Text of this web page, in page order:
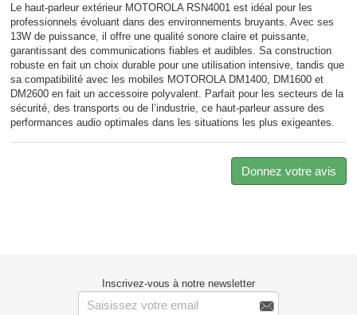
Le haut-parleur extérieur MOTOROLA RSN4001 est idéal pour les
professionnels évoluant dans des environnements bruyants. Avec ses
13W de puissance, il offre une qualité sonore claire et puissante,
garantissant des communications fiables et audibles. Sa construction
robuste en fait un choix durable pour une utilisation intensive, tandis que
sa compatibilité avec les mobiles MOTOROLA DM1400, DM1600 et
DM2600 en fait un accessoire polyvalent. Parfait pour les secteurs de la
sécurité, des transports ou de l’industrie, ce haut-parleur assure des
performances audio optimales dans les situations les plus exigeantes.
Donnez votre avis
Inscrivez-vous à notre newsletter
